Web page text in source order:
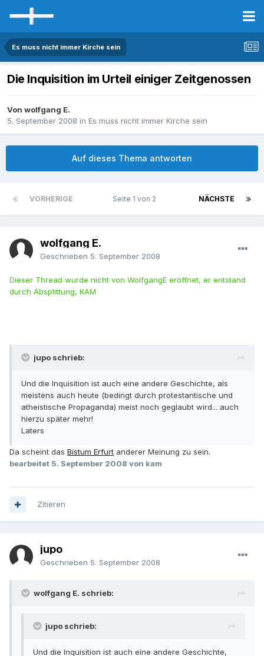
Es muss nicht immer Kirche sein
Die Inquisition im Urteil einiger Zeitgenossen
Von wolfgang E.
5. September 2008 in Es muss nicht immer Kirche sein
Auf dieses Thema antworten
VORHERIGE NÄCHSTE
Seite 1 von 2
wolfgang E.
Geschrieben 5. September 2008
Dieser Thread wurde nicht von WolfgangE eröffnet, er entstand
durch Absplittung, KAM
jupo schrieb:
Und die Inquisition ist auch eine andere Geschichte, als
meistens auch heute (bedingt durch protestantische und
atheistische Propaganda) meist noch geglaubt wird... auch
hierzu später mehr!
Laters
Da scheint das Bistum Erfurt anderer Meinung zu sein.
bearbeitet 5. September 2008 von kam
Zitieren
jupo
Geschrieben 5. September 2008
wolfgang E. schrieb:
jupo schrieb:
Und die Inquisition ist auch eine andere Geschichte,